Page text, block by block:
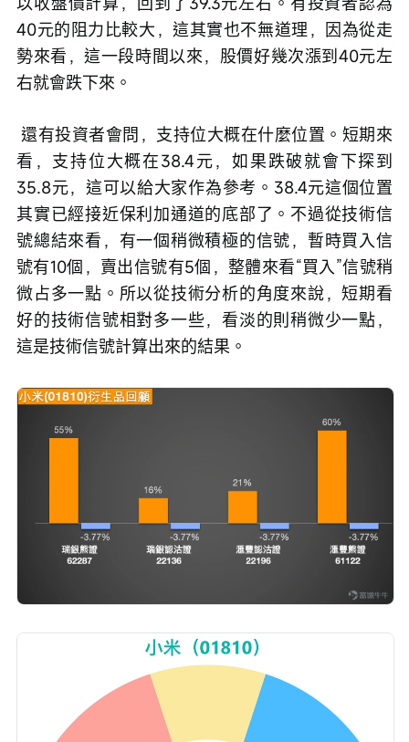
40元的阻力比較大，這其實也不無道理，因為從走
勢來看，這一段時間以來，股價好幾次漲到40元左
右就會跌下來。
還有投資者會問，支持位大概在什麼位置。短期來
看，支持位大概在38.4元，如果跌破就會下探到
35.8元，這可以給大家作為參考。38.4元這個位置
其實已經接近保利加通道的底部了。不過從技術信
號總結來看，有一個稍微積極的信號，暫時買入信
號有10個，賣出信號有5個，整體來看“買入”信號稍
微占多一點。所以從技術分析的角度來說，短期看
好的技術信號相對多一些，看淡的則稍微少一點，
這是技術信號計算出來的結果。